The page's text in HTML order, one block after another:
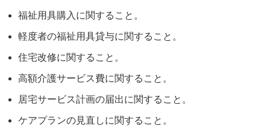
福祉用具購入に関すること。
軽度者の福祉用具貸与に関すること。
住宅改修に関すること。
高額介護サービス費に関すること。
居宅サービス計画の届出に関すること。
ケアプランの見直しに関すること。